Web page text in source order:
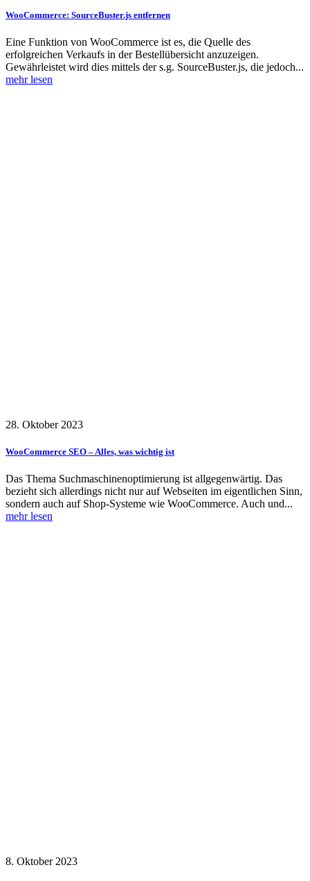
WooCommerce: SourceBuster.js entfernen
Eine Funktion von WooCommerce ist es, die Quelle des
erfolgreichen Verkaufs in der Bestellübersicht anzuzeigen.
Gewährleistet wird dies mittels der s.g. SourceBuster.js, die jedoch...
mehr lesen
28. Oktober 2023
WooCommerce SEO – Alles, was wichtig ist
Das Thema Suchmaschinenoptimierung ist allgegenwärtig. Das
bezieht sich allerdings nicht nur auf Webseiten im eigentlichen Sinn,
sondern auch auf Shop-Systeme wie WooCommerce. Auch und...
mehr lesen
8. Oktober 2023